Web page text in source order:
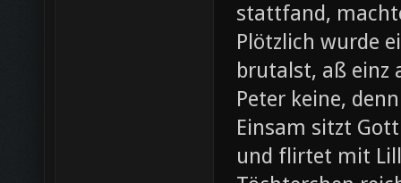
stattfand,
Plötzlich wurde
brutalst, aß einz
Peter keine,
Einsam sitzt
und flirtet mit